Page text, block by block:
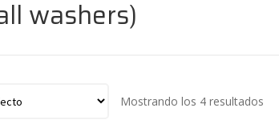
washers)
Mostrando los 4 resultados